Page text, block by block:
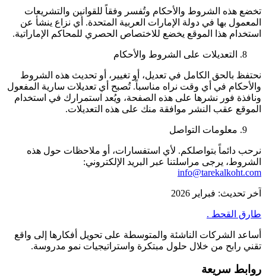
تخضع هذه الشروط والأحكام وتُفسر وفقاً للقوانين والتشريعات
المعمول بها في دولة الإمارات العربية المتحدة. أي نزاع ينشأ عن
استخدام هذا الموقع يخضع للاختصاص الحصري للمحاكم الإماراتية.
التعديلات على الشروط والأحكام
نحتفظ بالحق الكامل في تعديل، أو تغيير، أو تحديث هذه الشروط
والأحكام في أي وقت نراه مناسباً. تُصبح أي تعديلات سارية المفعول
ونافذة فور نشرها على هذه الصفحة، ويُعد استمرارك في استخدام
الموقع عقب النشر موافقة منك على هذه التعديلات.
معلومات التواصل
نرحب دائماً بتواصلكم. لأي استفسارات، أو ملاحظات حول هذه
الشروط، يرجى مراسلتنا عبر البريد الإلكتروني:
info@tarekalkoht.com
آخر تحديث: فبراير 2026
طارق القحط .
أساعد الشركات الناشئة والمتوسطة على تحويل أفكارها إلى واقع
تقني رابح من خلال حلول مبتكرة واستراتيجيات نمو مدروسة.
روابط سريعة